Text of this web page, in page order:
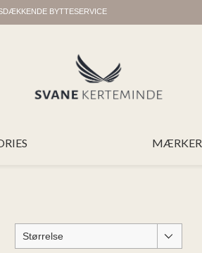
BYTTESERVICE
MÆRKER
Størrelse